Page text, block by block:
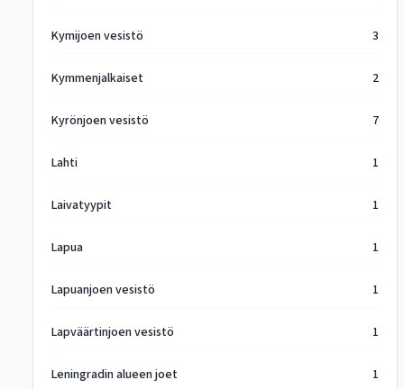
Kymijoen vesistö 3
Kymmenjalkaiset 2
Kyrönjoen vesistö 7
Lahti 1
Laivatyypit 1
Lapua 1
Lapuanjoen vesistö 1
Lapväärtinjoen vesistö 1
Leningradin alueen joet 1